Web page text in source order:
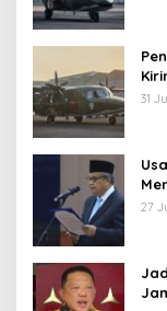
AU
31
27